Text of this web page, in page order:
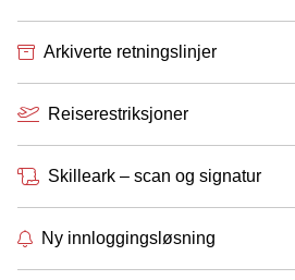
Arkiverte retningslinjer
Reiserestriksjoner
Skilleark – scan og signatur
Ny innloggingsløsning